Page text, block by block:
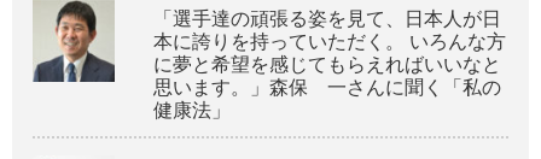
「選手達の頑張る姿を見て、日本人が日
本に誇りを持っていただく。 いろんな方
に夢と希望を感じてもらえればいいなと
思います。」森保 一さんに聞く「私の
健康法」